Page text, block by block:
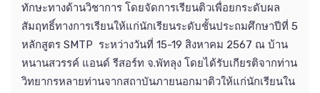
ทักษะทางด้านวิชาการ โดยจัดการเรียนติวเพื่อยกระดับผล
สัมฤทธิ์ทางการเรียนให้แก่นักเรียนระดับชั้นประถมศึกษาปีที่ 5
หลักสูตร SMTP ระหว่างวันที่ 15-19 สิงหาคม 2567 ณ บ้าน
หนานสวรรค์ แอนด์ รีสอร์ท จ.พัทลุง โดยได้รับเกียรติจากท่าน
วิทยากรหลายท่านจากสถาบันภายนอกมาติวให้แก่นักเรียนใน